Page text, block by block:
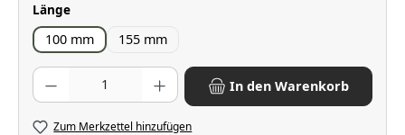
Längeauswählen
100 mm 155 mm
Produkt Anzahl: Gib den gewünschten Wert ein oder benutze die
In den Warenkorb
Zum Merkzettel hinzufügen